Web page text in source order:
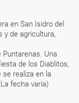
en San Isidro del
y de agricultura,
Una
de los Diablitos,
realiza en la
fecha varía)